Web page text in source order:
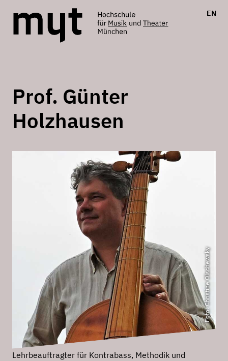
EN
Prof. Günter
Holzhausen
Lehrbeauftragter für Kontrabass, Methodik und
Foto: Christine Olschewsky